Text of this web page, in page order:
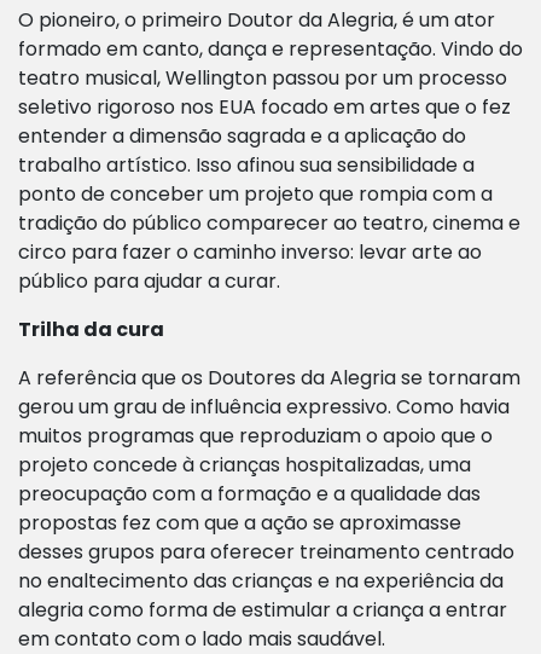
O pioneiro, o primeiro Doutor da Alegria, é um ator
formado em canto, dança e representação. Vindo do
teatro musical, Wellington passou por um processo
seletivo rigoroso nos EUA focado em artes que o fez
entender a dimensão sagrada e a aplicação do
trabalho artístico. Isso afinou sua sensibilidade a
ponto de conceber um projeto que rompia com a
tradição do público comparecer ao teatro, cinema e
circo para fazer o caminho inverso: levar arte ao
público para ajudar a curar.
Trilha da cura
A referência que os Doutores da Alegria se tornaram
gerou um grau de influência expressivo. Como havia
muitos programas que reproduziam o apoio que o
projeto concede à crianças hospitalizadas, uma
preocupação com a formação e a qualidade das
propostas fez com que a ação se aproximasse
desses grupos para oferecer treinamento centrado
no enaltecimento das crianças e na experiência da
alegria como forma de estimular a criança a entrar
em contato com o lado mais saudável.